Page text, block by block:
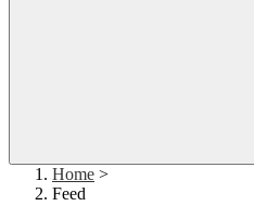
Home >
Feed